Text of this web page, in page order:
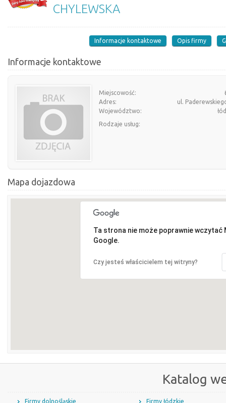
CHYLEWSKA
Informacje kontaktowe Opis firmy
Informacje kontaktowe
Miejscowość:
Adres:
ul.
Województwo:
Rodzaje usług:
Mapa dojazdowa
Ta strona nie może poprawnie wczytać
Google.
Czy jesteś właścicielem tej witryny?
Katalog
Firmy dolnośląskie
Firmy łódzkie